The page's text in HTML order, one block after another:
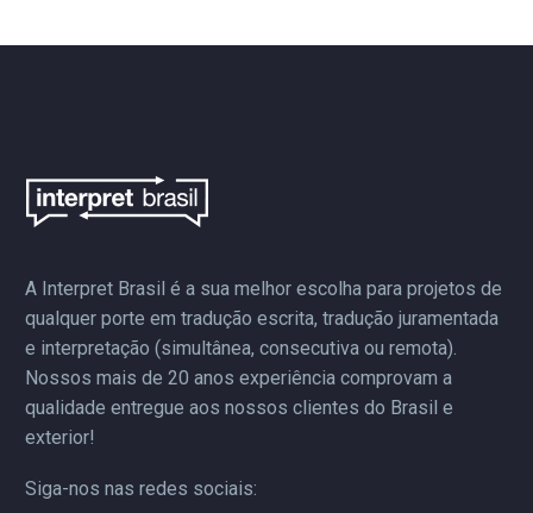
segundo evento com
A Interpret Brasil é a sua melhor escolha para projetos de
qualquer porte em tradução escrita, tradução juramentada
e interpretação (simultânea, consecutiva ou remota).
Nossos mais de 20 anos experiência comprovam a
qualidade entregue aos nossos clientes do Brasil e
exterior!
Siga-nos nas redes sociais: